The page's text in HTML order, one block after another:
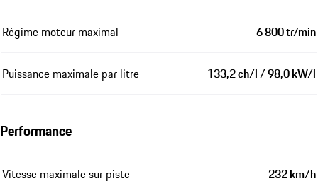
Régime moteur maximal 6 800 tr/min
Puissance maximale par litre 133,2 ch/l / 98,0 kW/l
Performance
Vitesse maximale sur piste
232 km/h